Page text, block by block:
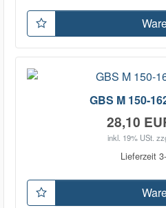
GBS M 150-
28,10
inkl. 19% USt.
Lieferzeit